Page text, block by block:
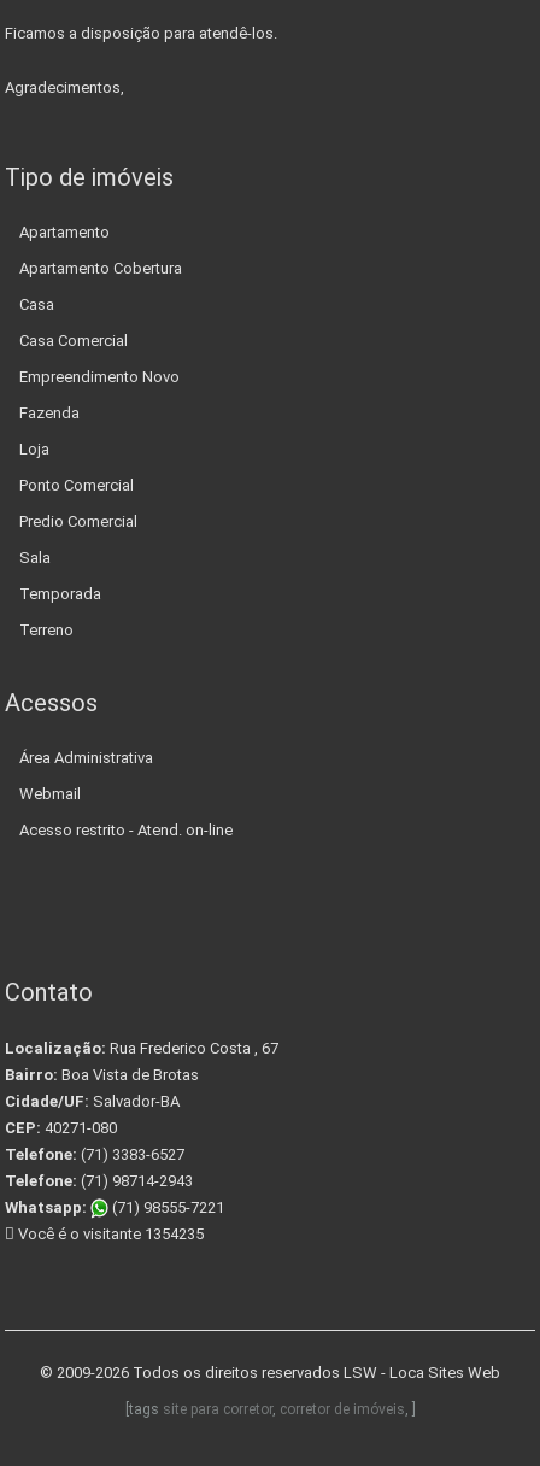
Ficamos a disposição para atendê-los.
Agradecimentos,
Tipo de imóveis
Apartamento
Apartamento Cobertura
Casa
Casa Comercial
Empreendimento Novo
Fazenda
Loja
Ponto Comercial
Predio Comercial
Sala
Temporada
Terreno
Acessos
Área Administrativa
Webmail
Acesso restrito - Atend. on-line
Contato
Localização: Rua Frederico Costa , 67
Bairro: Boa Vista de Brotas
Cidade/UF: Salvador-BA
CEP: 40271-080
Telefone: (71) 3383-6527
Telefone: (71) 98714-2943
Whatsapp:
(71) 98555-7221
Você é o visitante 1354235
© 2009-2026 Todos os direitos reservados LSW - Loca Sites Web
[tags site para corretor, corretor de imóveis, ]